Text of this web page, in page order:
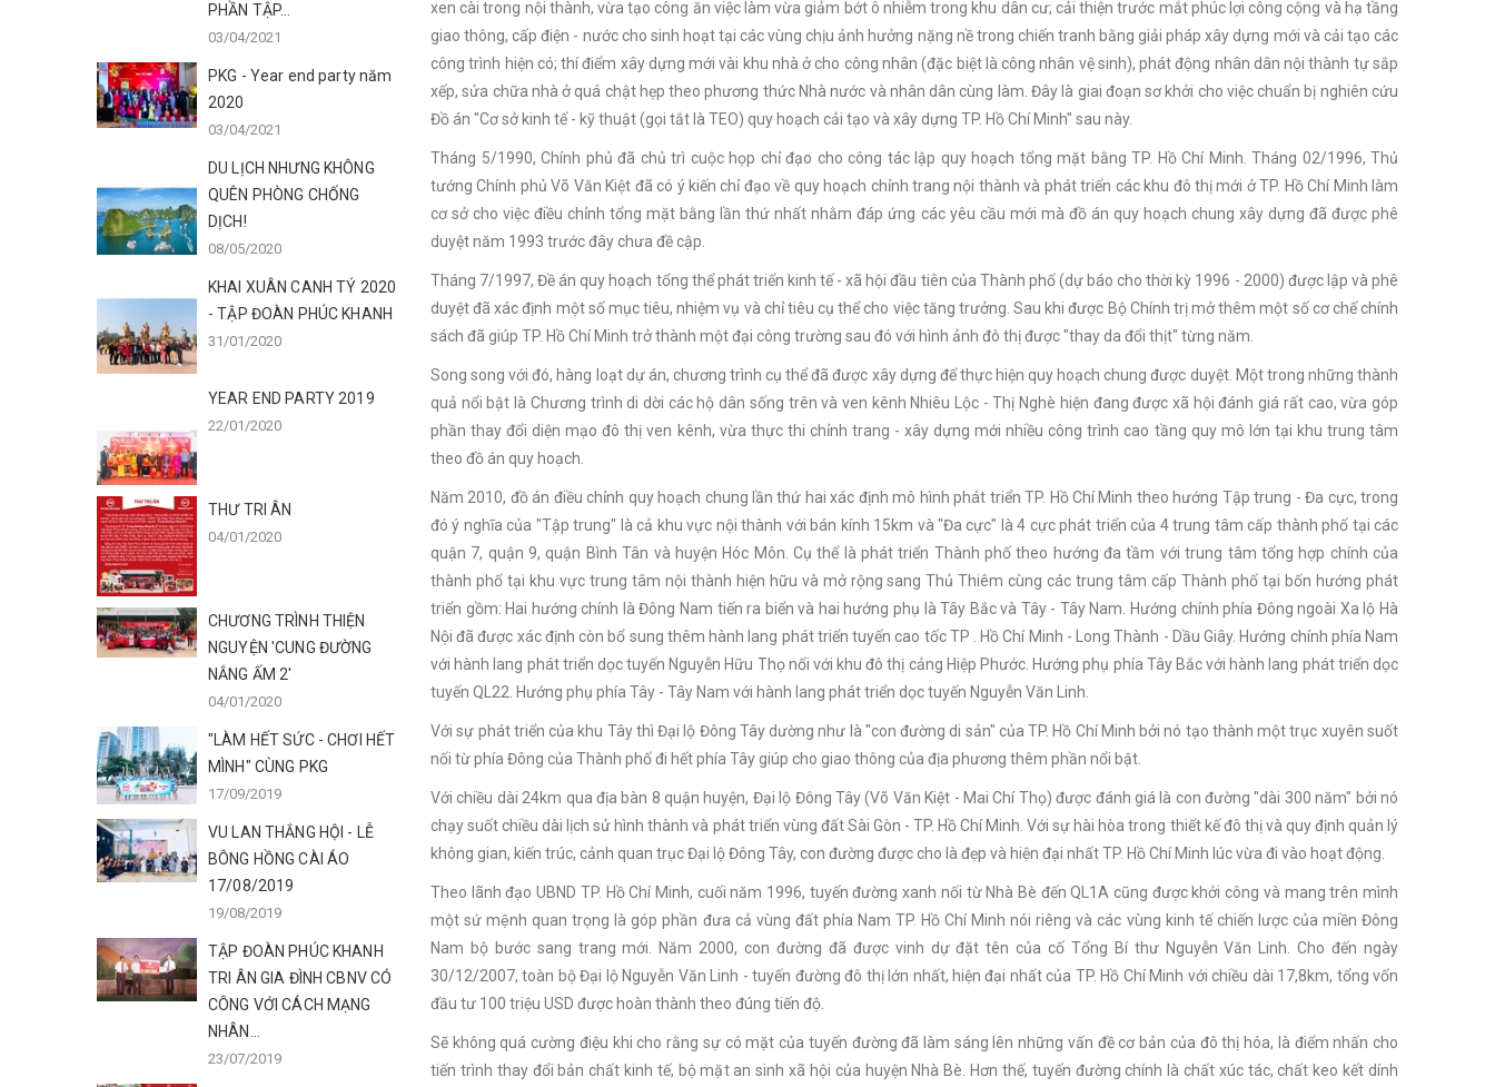
xen cài trong nội thành, vừa tạo công ăn việc làm vừa giảm bớt ô nhiễm trong khu dân cư; cải thiện trước mắt phúc lợi công cộng và hạ tầng
giao thông, cấp điện - nước cho sinh hoạt tại các vùng chịu ảnh hưởng nặng nề trong chiến tranh bằng giải pháp xây dựng mới và cải tạo các
công trình hiện có; thí điểm xây dựng mới vài khu nhà ở cho công nhân (đặc biệt là công nhân vệ sinh), phát động nhân dân nội thành tự sắp
xếp, sửa chữa nhà ở quá chật hẹp theo phương thức Nhà nước và nhân dân cùng làm. Đây là giai đoạn sơ khởi cho việc chuẩn bị nghiên cứu
Đồ án "Cơ sở kinh tế - kỹ thuật (gọi tắt là TEO) quy hoạch cải tạo và xây dựng TP. Hồ Chí Minh" sau này.
Tháng 5/1990, Chính phủ đã chủ trì cuộc họp chỉ đạo cho công tác lập quy hoạch tổng mặt bằng TP. Hồ Chí Minh. Tháng 02/1996, Thủ
tướng Chính phủ Võ Văn Kiệt đã có ý kiến chỉ đạo về quy hoạch chỉnh trang nội thành và phát triển các khu đô thị mới ở TP. Hồ Chí Minh làm
cơ sở cho việc điều chỉnh tổng mặt bằng lần thứ nhất nhằm đáp ứng các yêu cầu mới mà đồ án quy hoạch chung xây dựng đã được phê
duyệt năm 1993 trước đây chưa đề cập.
Tháng 7/1997, Đề án quy hoạch tổng thể phát triển kinh tế - xã hội đầu tiên của Thành phố (dự báo cho thời kỳ 1996 - 2000) được lập và phê
duyệt đã xác định một số mục tiêu, nhiệm vụ và chỉ tiêu cụ thể cho việc tăng trưởng. Sau khi được Bộ Chính trị mở thêm một số cơ chế chính
sách đã giúp TP. Hồ Chí Minh trở thành một đại công trường sau đó với hình ảnh đô thị được "thay da đổi thịt" từng năm.
Song song với đó, hàng loạt dự án, chương trình cụ thể đã được xây dựng để thực hiện quy hoạch chung được duyệt. Một trong những thành
quả nổi bật là Chương trình di dời các hộ dân sống trên và ven kênh Nhiêu Lộc - Thị Nghè hiện đang được xã hội đánh giá rất cao, vừa góp
phần thay đổi diện mạo đô thị ven kênh, vừa thực thi chỉnh trang - xây dựng mới nhiều công trình cao tầng quy mô lớn tại khu trung tâm
theo đồ án quy hoạch.
Năm 2010, đồ án điều chỉnh quy hoạch chung lần thứ hai xác định mô hình phát triển TP. Hồ Chí Minh theo hướng Tập trung - Đa cực, trong
đó ý nghĩa của "Tập trung" là cả khu vực nội thành với bán kính 15km và "Đa cực" là 4 cực phát triển của 4 trung tâm cấp thành phố tại các
quận 7, quận 9, quận Bình Tân và huyện Hóc Môn. Cụ thể là phát triển Thành phố theo hướng đa tầm với trung tâm tổng hợp chính của
thành phố tại khu vực trung tâm nội thành hiện hữu và mở rộng sang Thủ Thiêm cùng các trung tâm cấp Thành phố tại bốn hướng phát
triển gồm: Hai hướng chính là Đông Nam tiến ra biển và hai hướng phụ là Tây Bắc và Tây - Tây Nam. Hướng chính phía Đông ngoài Xa lộ Hà
Nội đã được xác định còn bổ sung thêm hành lang phát triển tuyến cao tốc TP . Hồ Chí Minh - Long Thành - Dầu Giây. Hướng chính phía Nam
với hành lang phát triển dọc tuyến Nguyễn Hữu Thọ nối với khu đô thị cảng Hiệp Phước. Hướng phụ phía Tây Bắc với hành lang phát triển dọc
tuyến QL22. Hướng phụ phía Tây - Tây Nam với hành lang phát triển dọc tuyến Nguyễn Văn Linh.
Với sự phát triển của khu Tây thì Đại lộ Đông Tây dường như là "con đường di sản" của TP. Hồ Chí Minh bởi nó tạo thành một trục xuyên suốt
nối từ phía Đông của Thành phố đi hết phía Tây giúp cho giao thông của địa phương thêm phần nổi bật.
Với chiều dài 24km qua địa bàn 8 quận huyện, Đại lộ Đông Tây (Võ Văn Kiệt - Mai Chí Thọ) được đánh giá là con đường "dài 300 năm" bởi nó
chạy suốt chiều dài lịch sử hình thành và phát triển vùng đất Sài Gòn - TP. Hồ Chí Minh. Với sự hài hòa trong thiết kế đô thị và quy định quản lý
không gian, kiến trúc, cảnh quan trục Đại lộ Đông Tây, con đường được cho là đẹp và hiện đại nhất TP. Hồ Chí Minh lúc vừa đi vào hoạt động.
Theo lãnh đạo UBND TP. Hồ Chí Minh, cuối năm 1996, tuyến đường xanh nối từ Nhà Bè đến QL1A cũng được khởi công và mang trên mình
một sứ mệnh quan trọng là góp phần đưa cả vùng đất phía Nam TP. Hồ Chí Minh nói riêng và các vùng kinh tế chiến lược của miền Đông
Nam bộ bước sang trang mới. Năm 2000, con đường đã được vinh dự đặt tên của cố Tổng Bí thư Nguyễn Văn Linh. Cho đến ngày
30/12/2007, toàn bộ Đại lộ Nguyễn Văn Linh - tuyến đường đô thị lớn nhất, hiện đại nhất của TP. Hồ Chí Minh với chiều dài 17,8km, tổng vốn
đầu tư 100 triệu USD được hoàn thành theo đúng tiến độ.
Sẽ không quá cường điệu khi cho rằng sự có mặt của tuyến đường đã làm sáng lên những vấn đề cơ bản của đô thị hóa, là điểm nhấn cho
tiến trình thay đổi bản chất kinh tế, bộ mặt an sinh xã hội của huyện Nhà Bè. Hơn thế, tuyến đường chính là chất xúc tác, chất keo kết dính
PHẦN TẬP...
03/04/2021
PKG - Year end party năm
2020
03/04/2021
DU LỊCH NHƯNG KHÔNG
QUÊN PHÒNG CHỐNG
DỊCH!
08/05/2020
KHAI XUÂN CANH TÝ 2020
- TẬP ĐOÀN PHÚC KHANH
31/01/2020
YEAR END PARTY 2019
22/01/2020
THƯ TRI ÂN
04/01/2020
CHƯƠNG TRÌNH THIỆN
NGUYỆN 'CUNG ĐƯỜNG
NẮNG ẤM 2'
04/01/2020
"LÀM HẾT SỨC - CHƠI HẾT
MÌNH" CÙNG PKG
17/09/2019
VU LAN THẮNG HỘI - LỄ
BÔNG HỒNG CÀI ÁO
17/08/2019
19/08/2019
TẬP ĐOÀN PHÚC KHANH
TRI ÂN GIA ĐÌNH CBNV CÓ
CÔNG VỚI CÁCH MẠNG
NHÂN...
23/07/2019